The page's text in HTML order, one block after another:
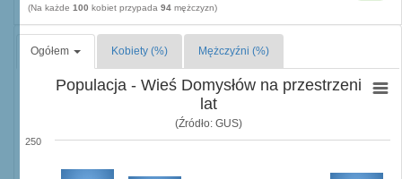
(Na każde 100 kobiet przypada 94 mężczyzn)
Ogółem Kobiety (%) Mężczyźni (%)
Populacja - Wieś Domysłów na przestrzeni
lat
(Źródło: GUS)
250